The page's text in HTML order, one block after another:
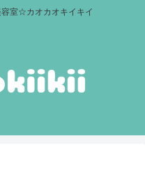
室☆カオカオキイキイ